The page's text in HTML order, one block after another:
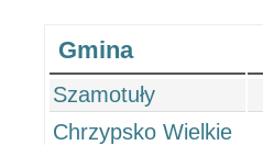
Gmina
Szamotuły
Chrzypsko Wielkie